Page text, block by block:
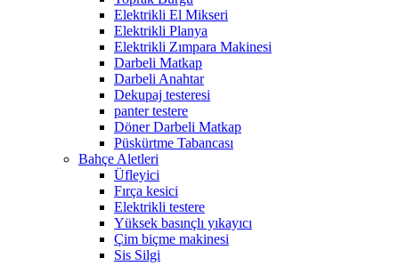
Elektrikli El Mikseri
Elektrikli Planya
Elektrikli Zımpara Makinesi
Darbeli Matkap
Darbeli Anahtar
Dekupaj testeresi
panter testere
Döner Darbeli Matkap
Püskürtme Tabancası
Bahçe Aletleri
Üfleyici
Fırça kesici
Elektrikli testere
Yüksek basınçlı yıkayıcı
Çim biçme makinesi
Sis Silgi